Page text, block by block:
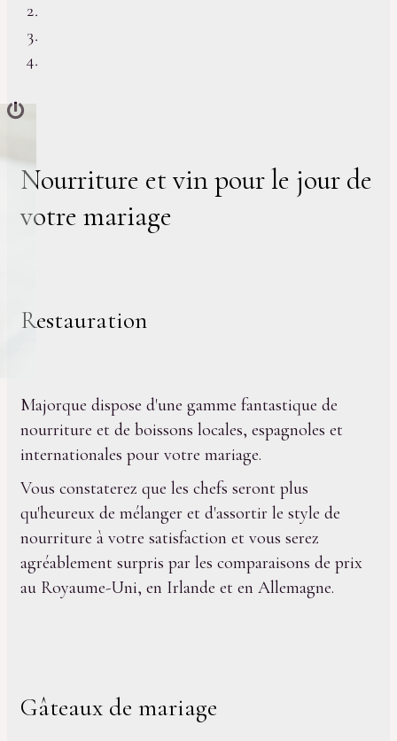
Nourriture et vin pour le jour de
votre mariage
Restauration
Majorque dispose d'une gamme fantastique de
nourriture et de boissons locales, espagnoles et
internationales pour votre mariage.
Vous constaterez que les chefs seront plus
qu'heureux de mélanger et d'assortir le style de
nourriture à votre satisfaction et vous serez
agréablement surpris par les comparaisons de prix
au Royaume-Uni, en Irlande et en Allemagne.
Gâteaux de mariage